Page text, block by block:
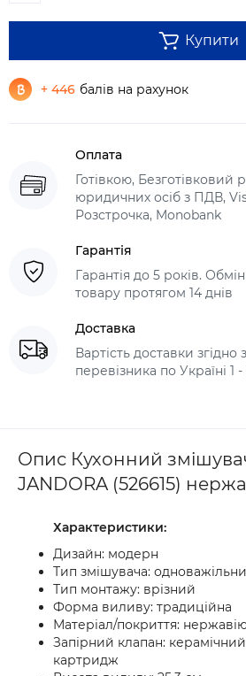
Купити
+ 446 балів на рахунок
Оплата
Готівкою, Безготівковий
юридичних осіб з ПДВ,
Розстрочка, Monobank
Гарантія
Гарантія до 5 років.
товару протягом 14 днів
Доставка
Вартість доставки
перевізника по Україні 1
Опис Кухонний
JANDORA (526615)
Характеристики:
Дизайн: модерн
Тип змішувача:
Тип монтажу: врізний
Форма виливу: традиційна
Матеріал/покриття:
Запірний клапан:
картридж